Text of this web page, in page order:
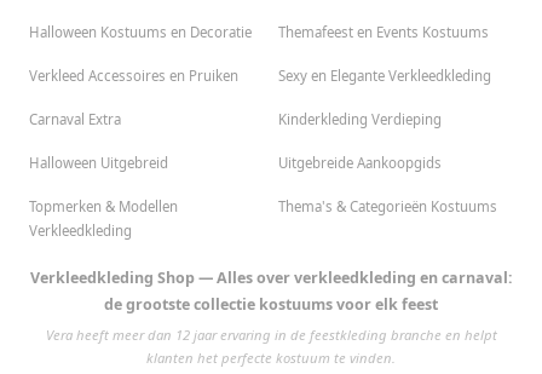
Halloween Kostuums en Decoratie Themafeest en Events Kostuums
Verkleed Accessoires en Pruiken Sexy en Elegante Verkleedkleding
Carnaval Extra Kinderkleding Verdieping
Halloween Uitgebreid Uitgebreide Aankoopgids
Topmerken & Modellen
Verkleedkleding
Thema's & Categorieën Kostuums
Verkleedkleding Shop — Alles over verkleedkleding en carnaval:
de grootste collectie kostuums voor elk feest
Vera heeft meer dan 12 jaar ervaring in de feestkleding branche en helpt
klanten het perfecte kostuum te vinden.